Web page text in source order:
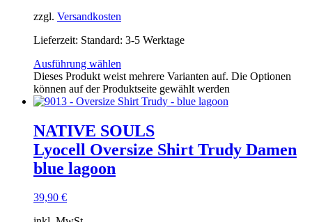
zzgl. Versandkosten
Lieferzeit: Standard: 3-5 Werktage
Ausführung wählen
Dieses Produkt weist mehrere Varianten auf. Die Optionen
können auf der Produktseite gewählt werden
NATIVE SOULS
Lyocell Oversize Shirt Trudy Damen
blue lagoon
39,90 €